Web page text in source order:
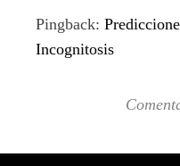
Pingback:
Incognitosis